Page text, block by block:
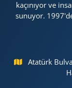
kaçınıyor ve
sunuyor.
Atatürk